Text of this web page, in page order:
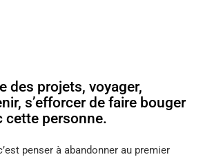
des projets, voyager,
s’efforcer de faire bouger
cette personne.
penser à abandonner au premier